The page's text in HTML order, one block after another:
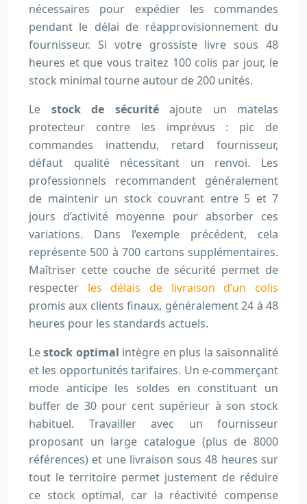
nécessaires pour expédier les commandes
pendant le délai de réapprovisionnement du
fournisseur. Si votre grossiste livre sous 48
heures et que vous traitez 100 colis par jour, le
stock minimal tourne autour de 200 unités.
Le stock de sécuritéajoute un matelas
protecteur contre les imprévus : pic de
commandes inattendu, retard fournisseur,
défaut qualité nécessitant un renvoi. Les
professionnels recommandent généralement
de maintenir un stock couvrant entre 5 et 7
jours d’activité moyenne pour absorber ces
variations. Dans l’exemple précédent, cela
représente 500 à 700 cartons supplémentaires.
Maîtriser cette couche de sécurité permet de
respecter les délais de livraison d’un colis
promis aux clients finaux, généralement 24 à 48
heures pour les standards actuels.
Lestock optimal intègre en plus la saisonnalité
et les opportunités tarifaires. Un e-commerçant
mode anticipe les soldes en constituant un
buffer de 30 pour cent supérieur à son stock
habituel. Travailler avec un fournisseur
proposant un large catalogue (plus de 8000
références) et une livraison sous 48 heures sur
tout le territoire permet justement de réduire
ce stock optimal, car la réactivité compense